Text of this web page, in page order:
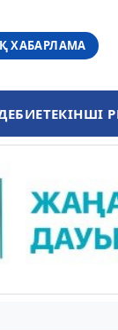
ХАБАРЛАМА
ЕКІНШІ